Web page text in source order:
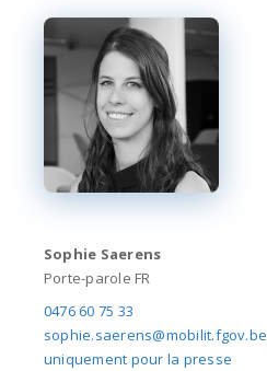
Sophie Saerens
Porte-parole FR
0476 60 75 33
sophie.saerens@mobilit.fgov.be
uniquement pour la presse